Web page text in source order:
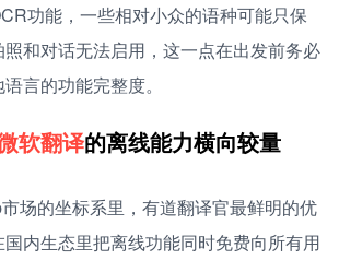
功能，一些相对小众的语种可能只保
和对话无法启用，这一点在出发前务必
言的功能完整度。
软翻译的离线能力横向较量
场的坐标系里，有道翻译官最鲜明的优
内生态里把离线功能同时免费向所有用